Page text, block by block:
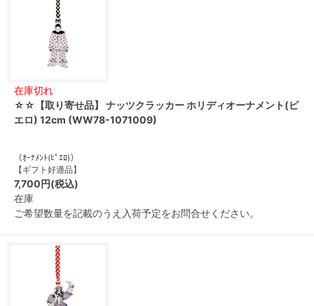
在庫切れ
☆☆【取り寄せ品】 ナッツクラッカー ホリディオーナメント(ピ
エロ) 12cm (WW78-1071009)
（ｵｰﾅﾒﾝﾄ(ﾋﾟｴﾛ)）
【ギフト好適品】
7,700円(税込)
在庫
ご希望数量を記載のうえ入荷予定をお問合せください。